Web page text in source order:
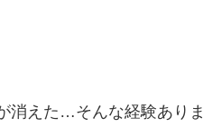
消えた…そんな経験ありま